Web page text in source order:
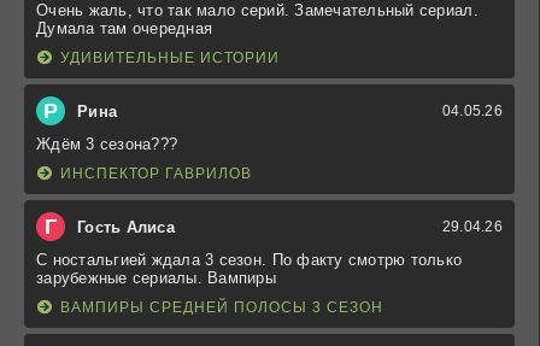
Очень жаль, что так мало серий. Замечательный сериал.
Думала там очередная
УДИВИТЕЛЬНЫЕ ИСТОРИИ
Р Рина 04.05.26
Ждём 3 сезона???
ИНСПЕКТОР ГАВРИЛОВ
Г Гость Алиса 29.04.26
С ностальгией ждала 3 сезон. По факту смотрю только
зарубежные сериалы. Вампиры
ВАМПИРЫ СРЕДНЕЙ ПОЛОСЫ 3 СЕЗОН